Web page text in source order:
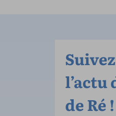
l’actu
de Ré !